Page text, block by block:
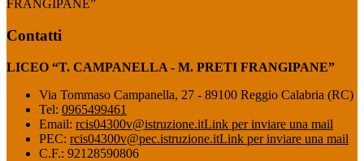
FRANGIPANE”
Contatti
LICEO “T. CAMPANELLA - M. PRETI FRANGIPANE”
Via Tommaso Campanella, 27 - 89100 Reggio Calabria (RC)
Tel: 0965499461
Email: rcis04300v@istruzione.itLink per inviare una mail
PEC: rcis04300v@pec.istruzione.itLink per inviare una mail
C.F.: 92128590806